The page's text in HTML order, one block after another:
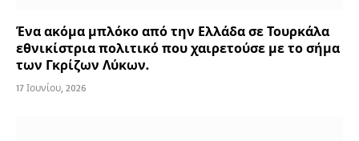
Ένα ακόμα μπλόκο από την Ελλάδα σε Τουρκάλα
εθνικίστρια πολιτικό που χαιρετούσε με το σήμα
των Γκρίζων Λύκων.
17 Ιουνίου, 2026